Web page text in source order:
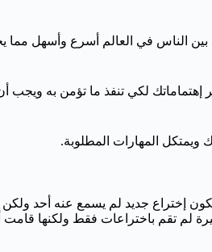
الناس في العالم أسرع وأسهل مما
إهتماماتك لكي تنفذ ما تؤمن به ويجب
المهارات المطلوبة.
إختراع جديد لم يسمع عنه أحد ولكن
لم تقم باختراعات فقط ولكنها قامت